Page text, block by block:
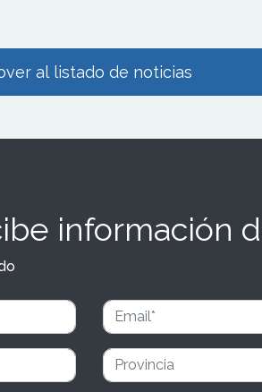
al listado de noticias
información